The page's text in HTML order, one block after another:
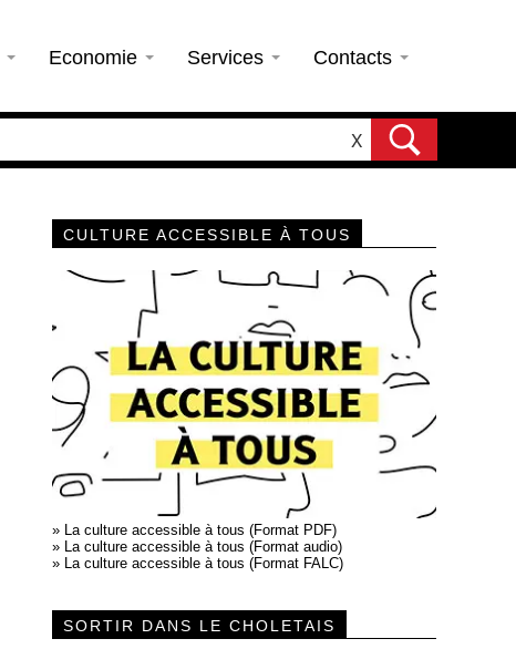
Economie Services Contacts
X
CULTURE ACCESSIBLE À TOUS
» La culture accessible à tous (Format PDF)
» La culture accessible à tous (Format audio)
» La culture accessible à tous (Format FALC)
SORTIR DANS LE CHOLETAIS